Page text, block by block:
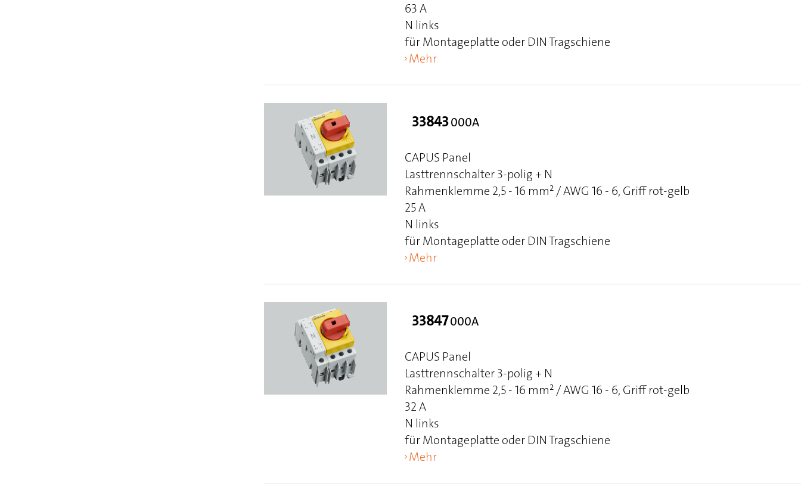
63 A
N links
für Montageplatte oder DIN Tragschiene
Mehr
33843000A
CAPUS Panel
Lasttrennschalter 3-polig + N
Rahmenklemme 2,5 - 16 mm² / AWG 16 - 6, Griff rot-gelb
25 A
N links
für Montageplatte oder DIN Tragschiene
Mehr
33847000A
CAPUS Panel
Lasttrennschalter 3-polig + N
Rahmenklemme 2,5 - 16 mm² / AWG 16 - 6, Griff rot-gelb
32 A
N links
für Montageplatte oder DIN Tragschiene
Mehr